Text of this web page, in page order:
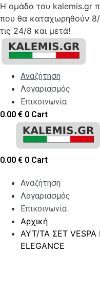
Η ομάδα του kalemis.gr
που θα καταχωρηθούν
τις 24/8 και μετά!
Skip
content
Αναζήτηση
Λογαριασμός
Επικοινωνία
0.00 € 0 Cart
0.00 € 0 Cart
Αναζήτηση
Λογαριασμός
Επικοινωνία
Αρχική
ΑΥΤ/ΤΑ ΣΕΤ VESPA
ELEGANCE